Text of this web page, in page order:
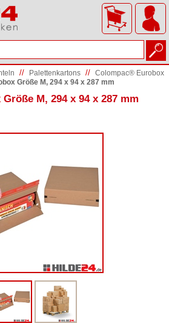
// Palettenkartons // Colompac® Eurobox
Größe M, 294 x 94 x 287 mm
M, 294 x 94 x 287 mm